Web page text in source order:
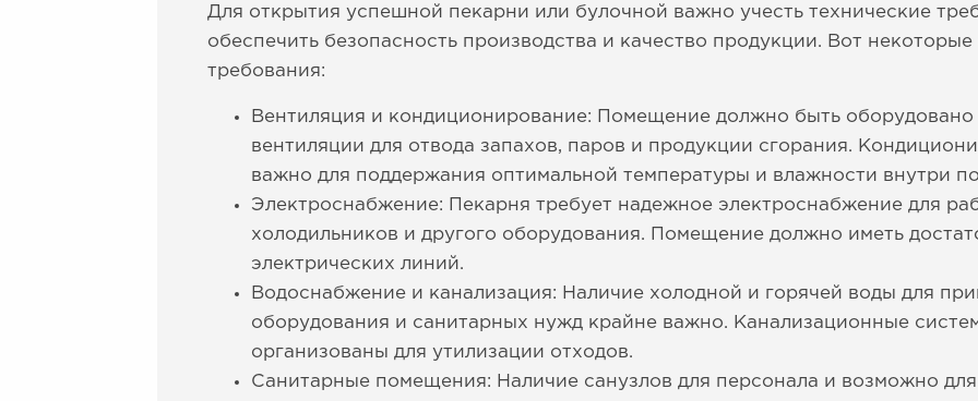
Для открытия успешной пекарни или булочной важно учесть технические
обеспечить безопасность производства и качество продукции. Вот
требования:
Вентиляция и кондиционирование: Помещение должно быть
вентиляции для отвода запахов, паров и продукции сгорания.
важно для поддержания оптимальной температуры и влажности внутри
Электроснабжение: Пекарня требует надежное электроснабжение для
холодильников и другого оборудования. Помещение должно иметь
электрических линий.
Водоснабжение и канализация: Наличие холодной и горячей воды для
оборудования и санитарных нужд крайне важно. Канализационные
организованы для утилизации отходов.
Санитарные помещения: Наличие санузлов для персонала и возможно для